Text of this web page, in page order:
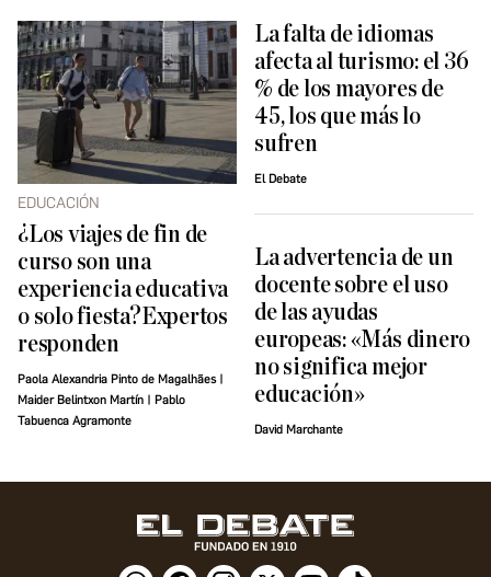
EDUCACIÓN
¿Los viajes de fin de
curso son una
experiencia educativa
o solo fiesta?Expertos
responden
Paola Alexandria Pinto de Magalhães |
Maider Belintxon Martín | Pablo
Tabuenca Agramonte
La falta de idiomas
afecta al turismo: el 36
% de los mayores de
45, los que más lo
sufren
El Debate
La advertencia de un
docente sobre el uso
de las ayudas
europeas: «Más dinero
no significa mejor
educación»
David Marchante